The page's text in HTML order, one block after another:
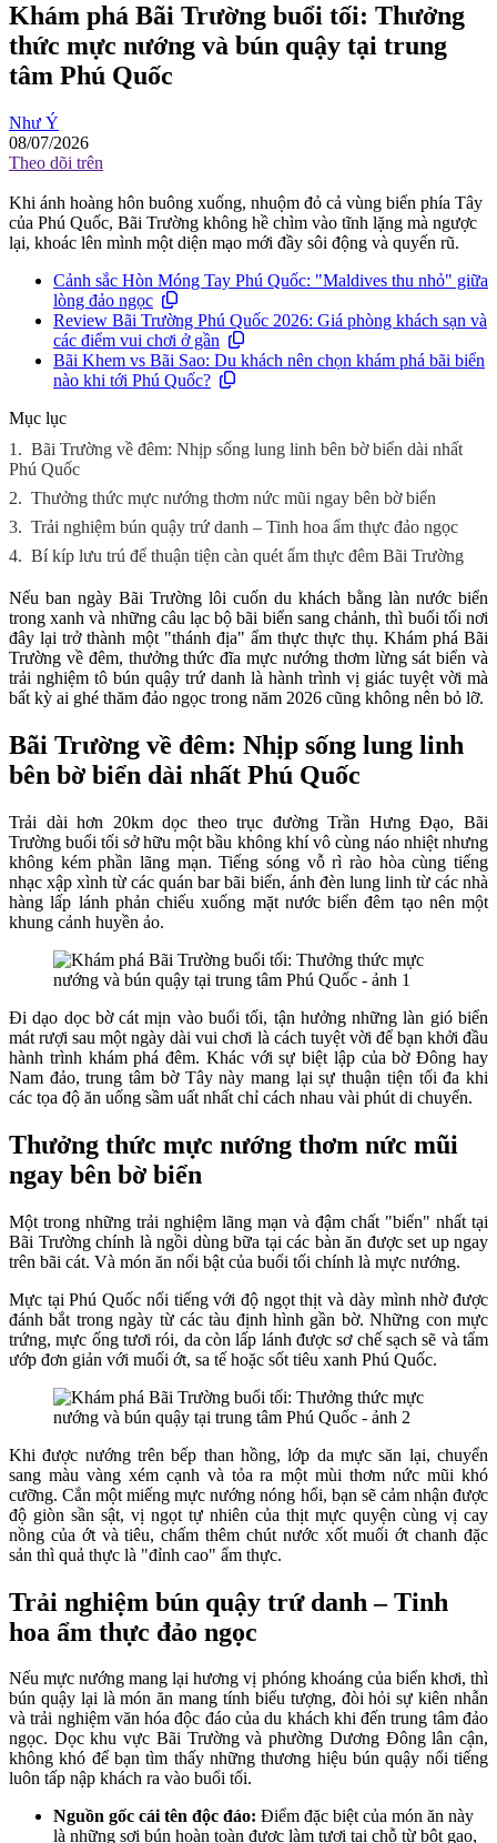
Khám phá Bãi Trường buổi tối: Thưởng
thức mực nướng và bún quậy tại trung
tâm Phú Quốc
Như Ý
08/07/2026
Theo dõi trên
Khi ánh hoàng hôn buông xuống, nhuộm đỏ cả vùng biển phía Tây
của Phú Quốc, Bãi Trường không hề chìm vào tĩnh lặng mà ngược
lại, khoác lên mình một diện mạo mới đầy sôi động và quyến rũ.
Cảnh sắc Hòn Móng Tay Phú Quốc: "Maldives thu nhỏ" giữa
lòng đảo ngọc
Review Bãi Trường Phú Quốc 2026: Giá phòng khách sạn và
các điểm vui chơi ở gần
Bãi Khem vs Bãi Sao: Du khách nên chọn khám phá bãi biển
nào khi tới Phú Quốc?
Mục lục
1. Bãi Trường về đêm: Nhịp sống lung linh bên bờ biển dài nhất
Phú Quốc
2. Thưởng thức mực nướng thơm nức mũi ngay bên bờ biển
3. Trải nghiệm bún quậy trứ danh – Tinh hoa ẩm thực đảo ngọc
4. Bí kíp lưu trú để thuận tiện càn quét ẩm thực đêm Bãi Trường
Nếu ban ngày Bãi Trường lôi cuốn du khách bằng làn nước biển
trong xanh và những câu lạc bộ bãi biển sang chảnh, thì buổi tối nơi
đây lại trở thành một "thánh địa" ẩm thực thực thụ. Khám phá Bãi
Trường về đêm, thưởng thức đĩa mực nướng thơm lừng sát biển và
trải nghiệm tô bún quậy trứ danh là hành trình vị giác tuyệt vời mà
bất kỳ ai ghé thăm đảo ngọc trong năm 2026 cũng không nên bỏ lỡ.
Bãi Trường về đêm: Nhịp sống lung linh
bên bờ biển dài nhất Phú Quốc
Trải dài hơn 20km dọc theo trục đường Trần Hưng Đạo, Bãi
Trường buổi tối sở hữu một bầu không khí vô cùng náo nhiệt nhưng
không kém phần lãng mạn. Tiếng sóng vỗ rì rào hòa cùng tiếng
nhạc xập xình từ các quán bar bãi biển, ánh đèn lung linh từ các nhà
hàng lấp lánh phản chiếu xuống mặt nước biển đêm tạo nên một
khung cảnh huyền ảo.
Đi dạo dọc bờ cát mịn vào buổi tối, tận hưởng những làn gió biển
mát rượi sau một ngày dài vui chơi là cách tuyệt vời để bạn khởi đầu
hành trình khám phá đêm. Khác với sự biệt lập của bờ Đông hay
Nam đảo, trung tâm bờ Tây này mang lại sự thuận tiện tối đa khi
các tọa độ ăn uống sầm uất nhất chỉ cách nhau vài phút di chuyển.
Thưởng thức mực nướng thơm nức mũi
ngay bên bờ biển
Một trong những trải nghiệm lãng mạn và đậm chất "biển" nhất tại
Bãi Trường chính là ngồi dùng bữa tại các bàn ăn được set up ngay
trên bãi cát. Và món ăn nổi bật của buổi tối chính là mực nướng.
Mực tại Phú Quốc nổi tiếng với độ ngọt thịt và dày mình nhờ được
đánh bắt trong ngày từ các tàu định hình gần bờ. Những con mực
trứng, mực ống tươi rói, da còn lấp lánh được sơ chế sạch sẽ và tẩm
ướp đơn giản với muối ớt, sa tế hoặc sốt tiêu xanh Phú Quốc.
Khi được nướng trên bếp than hồng, lớp da mực săn lại, chuyển
sang màu vàng xém cạnh và tỏa ra một mùi thơm nức mũi khó
cưỡng. Cắn một miếng mực nướng nóng hổi, bạn sẽ cảm nhận được
độ giòn sần sật, vị ngọt tự nhiên của thịt mực quyện cùng vị cay
nồng của ớt và tiêu, chấm thêm chút nước xốt muối ớt chanh đặc
sản thì quả thực là "đỉnh cao" ẩm thực.
Trải nghiệm bún quậy trứ danh – Tinh
hoa ẩm thực đảo ngọc
Nếu mực nướng mang lại hương vị phóng khoáng của biển khơi, thì
bún quậy lại là món ăn mang tính biểu tượng, đòi hỏi sự kiên nhẫn
và trải nghiệm văn hóa độc đáo của du khách khi đến trung tâm đảo
ngọc. Dọc khu vực Bãi Trường và phường Dương Đông lân cận,
không khó để bạn tìm thấy những thương hiệu bún quậy nổi tiếng
luôn tấp nập khách ra vào buổi tối.
Nguồn gốc cái tên độc đáo: Điểm đặc biệt của món ăn này
là những sợi bún hoàn toàn được làm tươi tại chỗ từ bột gạo,